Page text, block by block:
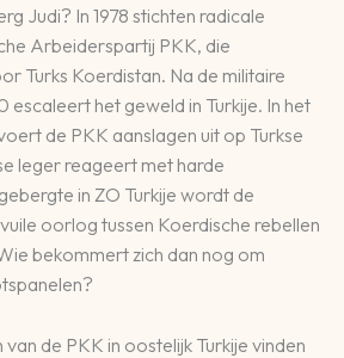
Judi? In 1978 stichten radicale
Arbeiderspartij PKK, die
Turks Koerdistan. Na de militaire
escaleert het geweld in Turkije. In het
de PKK aanslagen uit op Turkse
leger reageert met harde
in ZO Turkije wordt de
oorlog tussen Koerdische rebellen
bekommert zich dan nog om
de PKK in oostelijk Turkije vinden